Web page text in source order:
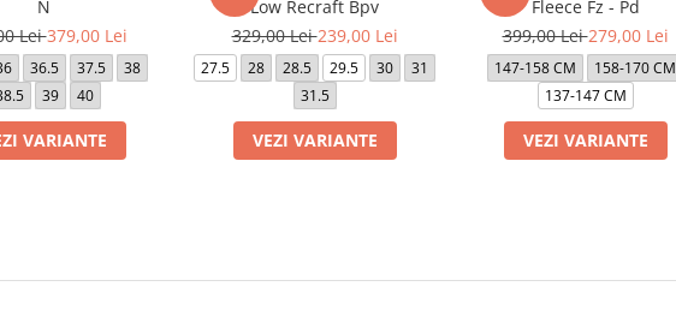
N
Lei379,00 Lei
36.5 37.5
38
39 40
VARIANTE
Low Recraft Bpv
329,00 Lei239,00 Lei
27.5 28 28.5 29.5 30
31
31.5
VEZI VARIANTE
Fleece Fz - Pd
399,00 Lei279,00 Lei
147-158 CM
158-170 CM
137-147 CM
VEZI VARIANTE